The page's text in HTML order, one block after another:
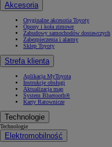
Akcesoria
Oryginalne akcesoria Toyoty
Opony i koła zimowe
Zabudowy samochodów dostawczych
Zabezpieczenia i alarmy
Sklep Toyoty
Strefa klienta
Aplikacja MyToyota
Instrukcje obsługi
Aktualizacja map
System Bluetooth®
Karty Ratownicze
Technologie
Technologie
Elektromobilność